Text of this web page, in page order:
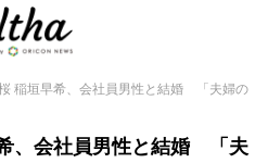
桜 稲垣早希、会社員男性と結婚 「夫婦の
、会社員男性と結婚 「夫